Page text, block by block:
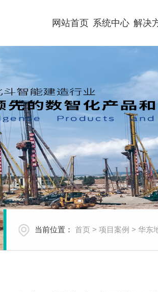
网站首页 系统中心 解决
当前位置： 首页 > 项目案例 > 华东